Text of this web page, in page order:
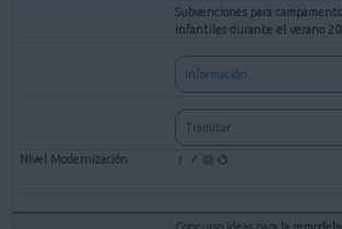
Subvenciones para
infantiles durante el verano
Información
Tramitar